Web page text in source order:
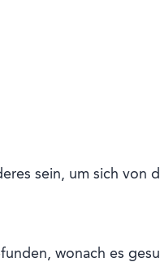
sein, um sich von
wonach es